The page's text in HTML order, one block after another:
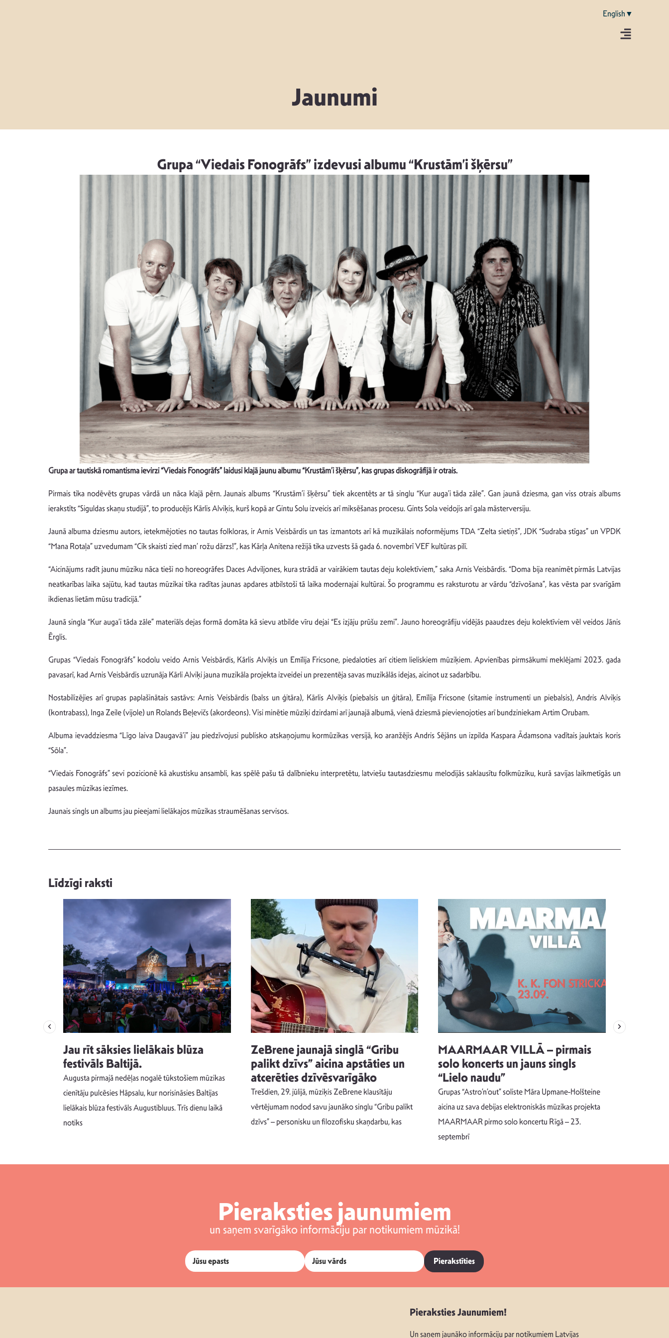
English▼
Jaunumi
Grupa “Viedais Fonogrāfs” izdevusi albumu “Krustām’i šķērsu”
Grupa ar tautiskā romantisma ievirzi “Viedais Fonogrāfs” laidusi klajā jaunu albumu “Krustām’i šķērsu”, kas grupas diskogrāfijā ir otrais.
Pirmais tika nodēvēts grupas vārdā un nāca klajā pērn. Jaunais albums “Krustām’i šķērsu” tiek akcentēts ar tā singlu “Kur auga’i tāda zāle”. Gan jaunā dziesma, gan viss otrais albums
ierakstīts “Siguldas skaņu studijā”, to producējis Kārlis Alviķis, kurš kopā ar Gintu Solu izveicis arī miksēšanas procesu. Gints Sola veidojis arī gala māsterversiju.
Jaunā albuma dziesmu autors, ietekmējoties no tautas folkloras, ir Arnis Veisbārdis un tas izmantots arī kā muzikālais noformējums TDA “Zelta sietiņš”, JDK “Sudraba stīgas” un VPDK
“Mana Rotaļa” uzvedumam “Cik skaisti zied man’ rožu dārzs!”, kas Kārļa Anitena režijā tika uzvests šā gada 6. novembrī VEF kultūras pilī.
“Aicinājums radīt jaunu mūziku nāca tieši no horeogrāfes Daces Adviljones, kura strādā ar vairākiem tautas deju kolektīviem,” saka Arnis Veisbārdis. “Doma bija reanimēt pirmās Latvijas
neatkarības laika sajūtu, kad tautas mūzikai tika radītas jaunas apdares atbilstoši tā laika modernajai kultūrai. Šo programmu es raksturotu ar vārdu “dzīvošana”, kas vēsta par svarīgām
ikdienas lietām mūsu tradīcijā.”
Jaunā singla “Kur auga’i tāda zāle” materiāls dejas formā domāta kā sievu atbilde vīru dejai “Es izjāju prūšu zemi”. Jauno horeogrāfiju vidējās paaudzes deju kolektīviem vēl veidos Jānis
Ērglis.
Grupas “Viedais Fonogrāfs” kodolu veido Arnis Veisbārdis, Kārlis Alviķis un Emīlija Fricsone, piedaloties arī citiem lieliskiem mūziķiem. Apvienības pirmsākumi meklējami 2023. gada
pavasarī, kad Arnis Veisbārdis uzrunāja Kārli Alviķi jauna muzikāla projekta izveidei un prezentēja savas muzikālās idejas, aicinot uz sadarbību.
Nostabilizējies arī grupas paplašinātais sastāvs: Arnis Veisbārdis (balss un ģitāra), Kārlis Alviķis (piebalsis un ģitāra), Emīlija Fricsone (sitamie instrumenti un piebalsis), Andris Alviķis
(kontrabass), Inga Zeile (vijole) un Rolands Beļevičs (akordeons). Visi minētie mūziķi dzirdami arī jaunajā albumā, vienā dziesmā pievienojoties arī bundziniekam Artim Orubam.
Albuma ievaddziesma “Līgo laiva Daugavā’i” jau piedzīvojusi publisko atskaņojumu kormūzikas versijā, ko aranžējis Andris Sējāns un izpilda Kaspara Ādamsona vadītais jauktais koris
“Sōla”.
“Viedais Fonogrāfs” sevi pozicionē kā akustisku ansambli, kas spēlē pašu tā dalībnieku interpretētu, latviešu tautasdziesmu melodijās saklausītu folkmūziku, kurā savijas laikmetīgās un
pasaules mūzikas iezīmes.
Jaunais singls un albums jau pieejami lielākajos mūzikas straumēšanas servisos.
Līdzīgi raksti
Jau rīt sāksies lielākais blūza
festivāls Baltijā.
Augusta pirmajā nedēļas nogalē tūkstošiem mūzikas
cienītāju pulcēsies Hāpsalu, kur norisināsies Baltijas
lielākais blūza festivāls Augustibluus. Trīs dienu laikā
notiks
ZeBrene jaunajā singlā “Gribu
palikt dzīvs” aicina apstāties un
atcerēties dzīvēsvarīgāko
Trešdien, 29. jūlijā, mūziķis ZeBrene klausītāju
vērtējumam nodod savu jaunāko singlu “Gribu palikt
dzīvs” – personisku un filozofisku skaņdarbu, kas
MAARMAAR VILLĀ – pirmais
solo koncerts un jauns singls
“Lielo naudu”
Grupas “Astro’n’out” soliste Māra Upmane-Holšteine
aicina uz sava debijas elektroniskās mūzikas projekta
MAARMAAR pirmo solo koncertu Rīgā – 23.
septembrī
Pieraksties jaunumiem
un saņem svarīgāko informāciju par notikumiem mūzikā!
Pierakstīties
Pieraksties Jaunumiem!
Un saņem jaunāko informāciju par notikumiem Latvijas